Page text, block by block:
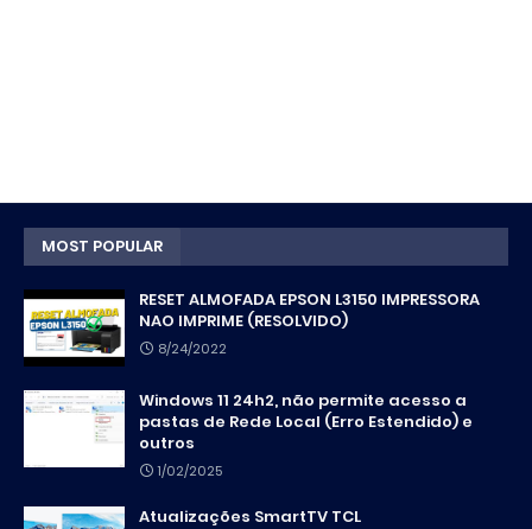
MOST POPULAR
RESET ALMOFADA EPSON L3150 IMPRESSORA
NAO IMPRIME (RESOLVIDO)
8/24/2022
Windows 11 24h2, não permite acesso a
pastas de Rede Local (Erro Estendido) e
outros
1/02/2025
Atualizações SmartTV TCL